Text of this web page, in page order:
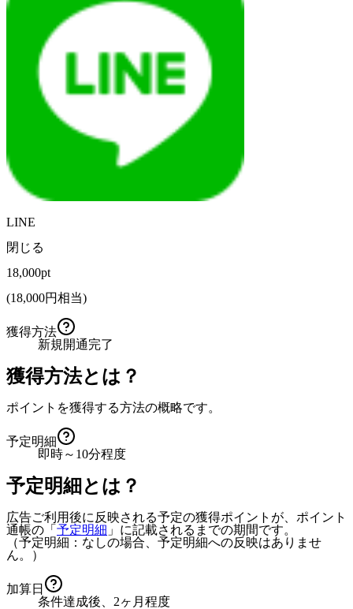
LINE
閉じる
18,000pt
(18,000円相当)
獲得方法
新規開通完了
獲得方法とは？
ポイントを獲得する方法の概略です。
予定明細
即時～10分程度
予定明細とは？
広告ご利用後に反映される予定の獲得ポイントが、ポイント
通帳の「 予定明細 」に記載されるまでの期間です。
（予定明細：なしの場合、予定明細への反映はありませ
ん。）
加算日
条件達成後、2ヶ月程度